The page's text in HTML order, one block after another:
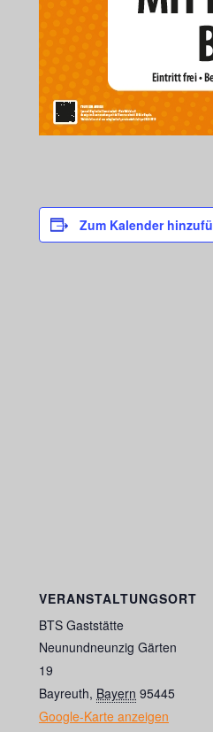
Zum Kalender
VERANSTALTUNGSORT
BTS Gaststätte
Neunundneunzig Gärten
19
Bayreuth, Bayern 95445
Google-Karte anzeigen